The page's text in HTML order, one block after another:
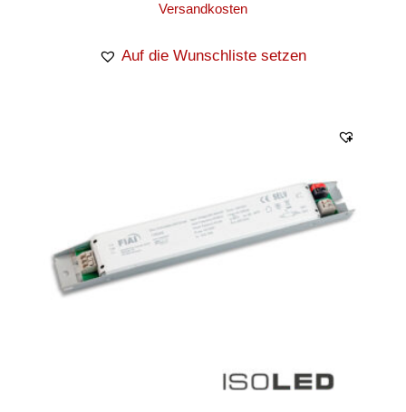
Versandkosten
Auf die Wunschliste setzen